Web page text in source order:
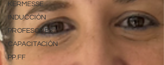
KERMESSE
INDUCCIÓN
PROFESORES
CAPACITACIÓN
PP.FF